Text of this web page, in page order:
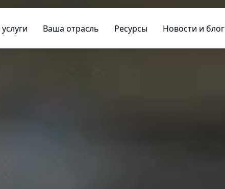
Ваша отрасль Ресурсы Новости и блог